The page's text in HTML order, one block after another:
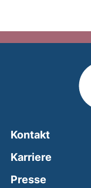
Kontakt
Karriere
Presse